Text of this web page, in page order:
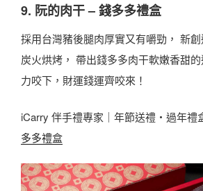
9. 阮的肉干 – 錢多多禮盒
採用台灣豬後腿肉厚實又有嚼勁， 新
炭火烘烤， 帶出錢多多肉干軟嫩香甜
力咬下，財運錢運齊咬來！
iCarry 伴手禮專家｜年節送禮・過年禮
多多禮盒